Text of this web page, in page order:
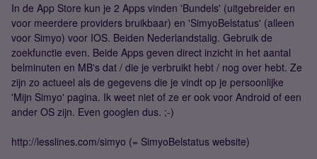
In de App Store kun je 2 Apps vinden 'Bundels' (uitgebreider en
voor meerdere providers bruikbaar) en 'SimyoBelstatus' (alleen
voor Simyo) voor IOS. Beiden Nederlandstalig. Gebruik de
zoekfunctie even. Beide Apps geven direct inzicht in het aantal
belminuten en MB's dat / die je verbruikt hebt / nog over hebt. Ze
zijn zo actueel als de gegevens die je vindt op je persoonlijke
'Mijn Simyo' pagina. Ik weet niet of ze er ook voor Android of een
ander OS zijn. Even googlen dus. ;-)
http://lesslines.com/simyo (= SimyoBelstatus website)